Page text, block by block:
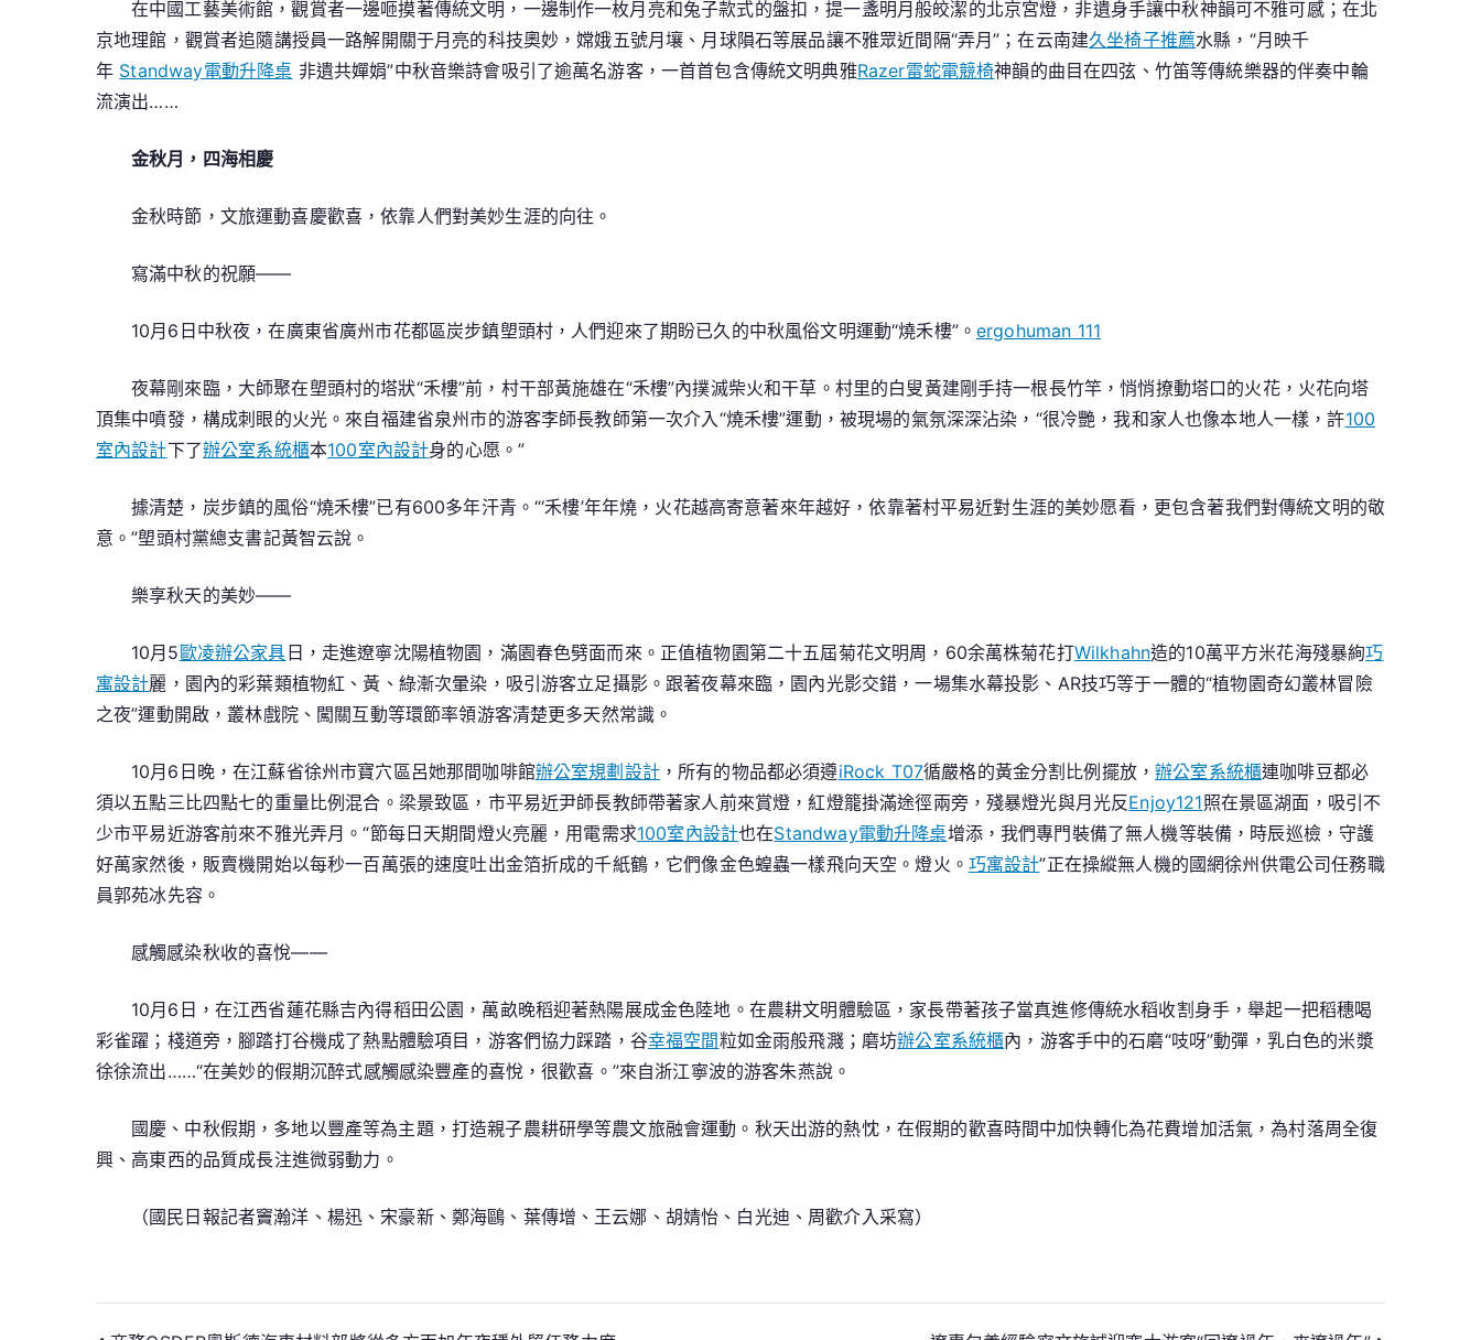
在中國工藝美術館，觀賞者一邊咂摸著傳統文明，一邊制作一枚月亮和兔子款式的盤扣，提一盞明月般皎潔的北京宮燈，非遺身手讓中秋神韻可不雅可感；在北
京地理館，觀賞者追隨講授員一路解開關于月亮的科技奧妙，嫦娥五號月壤、月球隕石等展品讓不雅眾近間隔“弄月”；在云南建久坐椅子推薦水縣，“月映千
年 Standway電動升降桌 非遺共嬋娟”中秋音樂詩會吸引了逾萬名游客，一首首包含傳統文明典雅Razer雷蛇電競椅神韻的曲目在四弦、竹笛等傳統樂器的伴奏中輪
流演出……
金秋月，四海相慶
金秋時節，文旅運動喜慶歡喜，依靠人們對美妙生涯的向往。
寫滿中秋的祝願——
10月6日中秋夜，在廣東省廣州市花都區炭步鎮塱頭村，人們迎來了期盼已久的中秋風俗文明運動“燒禾樓”。 ergohuman 111
夜幕剛來臨，大師聚在塱頭村的塔狀“禾樓”前，村干部黃施雄在“禾樓”內撲滅柴火和干草。村里的白叟黃建剛手持一根長竹竿，悄悄撩動塔口的火花，火花向塔
頂集中噴發，構成刺眼的火光。來自福建省泉州市的游客李師長教師第一次介入“燒禾樓”運動，被現場的氣氛深深沾染，“很冷艷，我和家人也像本地人一樣，許100
室內設計下了辦公室系統櫃本100室內設計身的心愿。”
據清楚，炭步鎮的風俗“燒禾樓”已有600多年汗青。“‘禾樓’年年燒，火花越高寄意著來年越好，依靠著村平易近對生涯的美妙愿看，更包含著我們對傳統文明的敬
意。”塱頭村黨總支書記黃智云說。
樂享秋天的美妙——
10月5歐凌辦公家具 日，走進遼寧沈陽植物園，滿園春色劈面而來。正值植物園第二十五屆菊花文明周，60余萬株菊花打Wilkhahn造的10萬平方米花海殘暴絢巧
寓設計麗，園內的彩葉類植物紅、黃、綠漸次暈染，吸引游客立足攝影。跟著夜幕來臨，園內光影交錯，一場集水幕投影、AR技巧等于一體的“植物園奇幻叢林冒險
之夜”運動開啟，叢林戲院、闖關互動等環節率領游客清楚更多天然常識。
10月6日晚，在江蘇省徐州市寶穴區呂她那間咖啡館辦公室規劃設計，所有的物品都必須遵iRock T07循嚴格的黃金分割比例擺放，辦公室系統櫃連咖啡豆都必
須以五點三比四點七的重量比例混合。梁景致區，市平易近尹師長教師帶著家人前來賞燈，紅燈籠掛滿途徑兩旁，殘暴燈光與月光反Enjoy121照在景區湖面，吸引不
少市平易近游客前來不雅光弄月。“節每日天期間燈火亮麗，用電需求100室內設計也在Standway電動升降桌增添，我們專門裝備了無人機等裝備，時辰巡檢，守護
好萬家然後，販賣機開始以每秒一百萬張的速度吐出金箔折成的千紙鶴，它們像金色蝗蟲一樣飛向天空。燈火。 巧寓設計”正在操縱無人機的國網徐州供電公司任務職
員郭苑冰先容。
感觸感染秋收的喜悅——
10月6日，在江西省蓮花縣吉內得稻田公園，萬畝晚稻迎著熱陽展成金色陸地。在農耕文明體驗區，家長帶著孩子當真進修傳統水稻收割身手，舉起一把稻穗喝
彩雀躍；棧道旁，腳踏打谷機成了熱點體驗項目，游客們協力踩踏，谷幸福空間粒如金雨般飛濺；磨坊辦公室系統櫃內，游客手中的石磨“吱呀”動彈，乳白色的米漿
徐徐流出……“在美妙的假期沉醉式感觸感染豐產的喜悅，很歡喜。”來自浙江寧波的游客朱燕說。
國慶、中秋假期，多地以豐產等為主題，打造親子農耕研學等農文旅融會運動。秋天出游的熱忱，在假期的歡喜時間中加快轉化為花費增加活氣，為村落周全復
興、高東西的品質成長注進微弱動力。
（國民日報記者竇瀚洋、楊迅、宋豪新、鄭海鷗、葉傳增、王云娜、胡婧怡、白光迪、周歡介入采寫）